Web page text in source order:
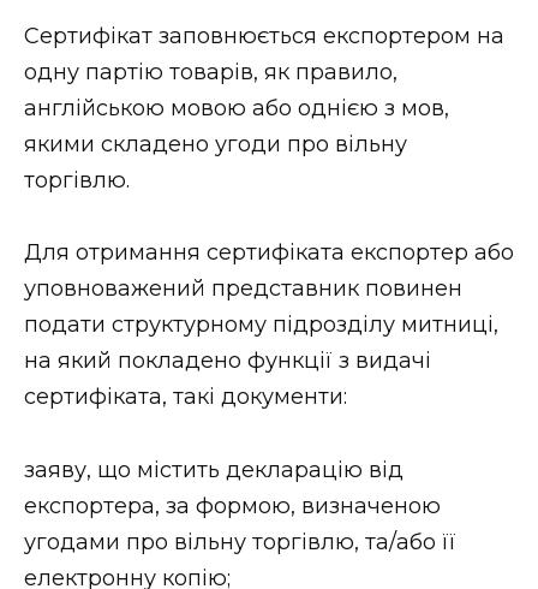
Сертифікат заповнюється експортером на
одну партію товарів, як правило,
англійською мовою або однією з мов,
якими складено угоди про вільну
торгівлю.
Для отримання сертифіката експортер або
уповноважений представник повинен
подати структурному підрозділу митниці,
на який покладено функції з видачі
сертифіката, такі документи:
заяву, що містить декларацію від
експортера, за формою, визначеною
угодами про вільну торгівлю, та/або її
електронну копію;